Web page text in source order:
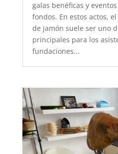
galas benéficas y
fondos. En estos actos,
de jamón suele ser uno
principales para los
fundaciones...